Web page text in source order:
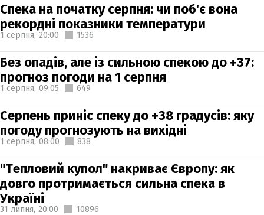
Спека на початку серпня: чи поб'є вона
рекордні показники температури
1 серпня, 20:00 1536
Без опадів, але із сильною спекою до +37:
прогноз погоди на 1 серпня
1 серпня, 09:05 649
Серпень приніс спеку до +38 градусів: яку
погоду прогнозують на вихідні
1 серпня, 08:00 838
"Тепловий купол" накриває Європу: як
довго протримається сильна спека в
Україні
31 липня, 20:00 10896